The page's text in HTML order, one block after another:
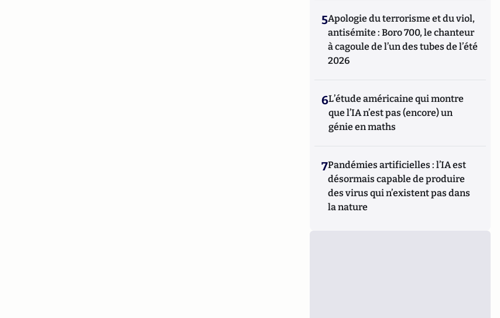
5Apologie du terrorisme et du viol,
antisémite : Boro 700, le chanteur
à cagoule de l’un des tubes de l’été
2026
6L’étude américaine qui montre
que l’IA n’est pas (encore) un
génie en maths
7Pandémies artificielles : l’IA est
désormais capable de produire
des virus qui n’existent pas dans
la nature